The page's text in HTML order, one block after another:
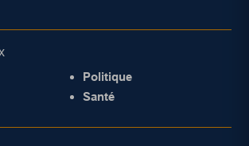
Politique
Santé